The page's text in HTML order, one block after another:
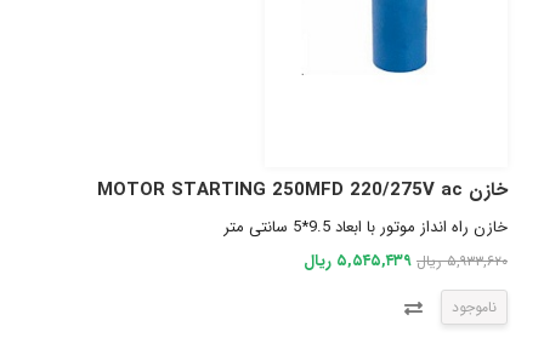
خازن MOTOR STARTING 250MFD 220/275V ac
خازن راه انداز موتور با ابعاد 9.5*5 سانتی متر
۵,۹۳۳,۶۲۰ ریال ۵,۵۴۵,۴۳۹ ریال
ناموجود